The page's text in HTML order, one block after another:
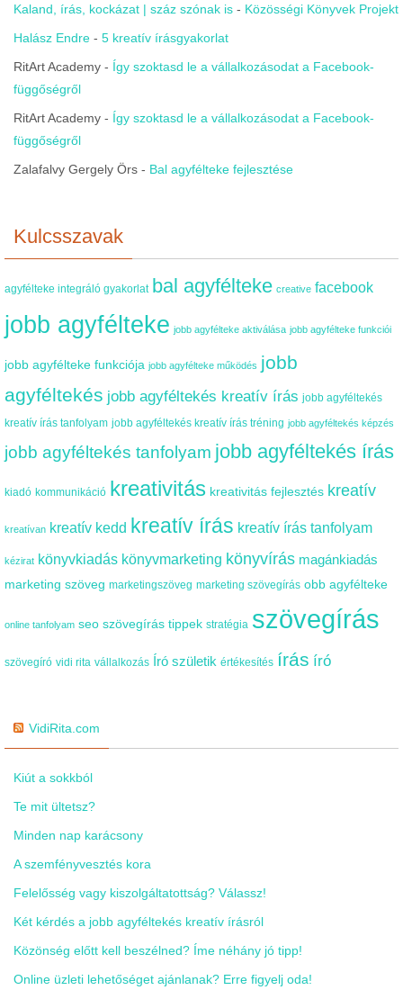
Kaland, írás, kockázat | száz szónak is - Közösségi Könyvek Projekt
Halász Endre - 5 kreatív írásgyakorlat
RitArt Academy - Így szoktasd le a vállalkozásodat a Facebook-
függőségről
RitArt Academy - Így szoktasd le a vállalkozásodat a Facebook-
függőségről
Zalafalvy Gergely Örs - Bal agyfélteke fejlesztése
Kulcsszavak
agyfélteke integráló gyakorlat bal agyfélteke creative facebook
jobb agyfélteke jobb agyfélteke aktiválása jobb agyfélteke funkciói
jobb agyfélteke funkciója jobb agyfélteke működés jobb
agyféltekés jobb agyféltekés kreatív írás jobb agyféltekés
kreatív írás tanfolyam jobb agyféltekés kreatív írás tréning jobb agyféltekés képzés
jobb agyféltekés tanfolyam jobb agyféltekés írás
kiadó kommunikáció kreativitás kreativitás fejlesztés kreatív
kreatívan kreatív kedd kreatív írás kreatív írás tanfolyam
kézirat könyvkiadás könyvmarketing könyvírás magánkiadás
marketing szöveg marketingszöveg marketing szövegírás obb agyfélteke
online tanfolyam seo szövegírás tippek stratégia szövegírás
szövegíró vidi rita vállalkozás Író születik értékesítés írás író
VidiRita.com
Kiút a sokkból
Te mit ültetsz?
Minden nap karácsony
A szemfényvesztés kora
Felelősség vagy kiszolgáltatottság? Válassz!
Két kérdés a jobb agyféltekés kreatív írásról
Közönség előtt kell beszélned? Íme néhány jó tipp!
Online üzleti lehetőséget ajánlanak? Erre figyelj oda!